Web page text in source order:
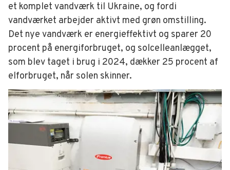
et komplet vandværk til Ukraine, og fordi
vandværket arbejder aktivt med grøn omstilling.
Det nye vandværk er energieffektivt og sparer 20
procent på energiforbruget, og solcelleanlægget,
som blev taget i brug i 2024, dækker 25 procent af
elforbruget, når solen skinner.